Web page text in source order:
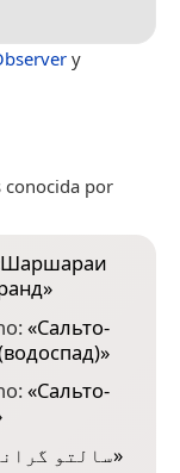
y
conocida por
Шаршараи
»
«Сальто-
»
«Сальто-
سالتو»